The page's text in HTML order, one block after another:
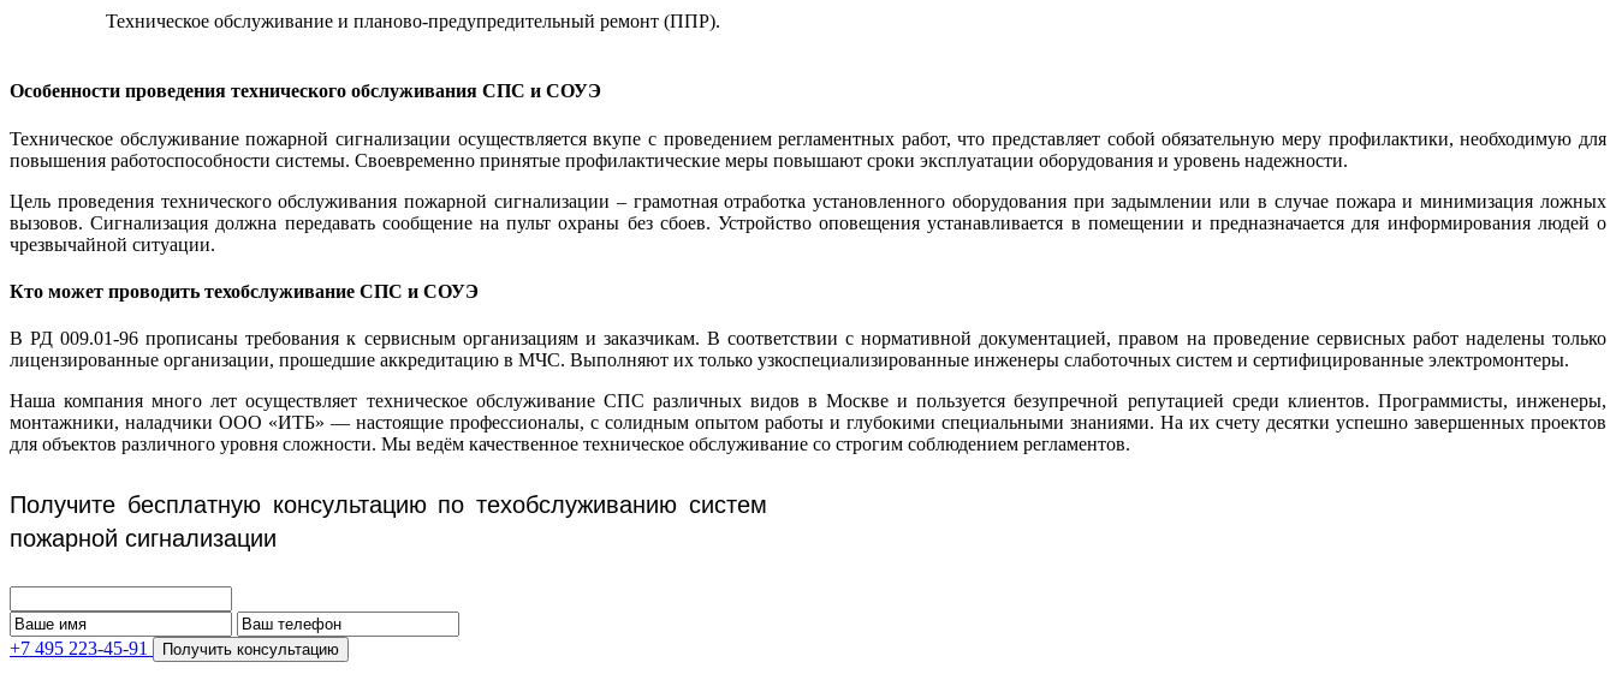
Техническое обслуживание и планово-предупредительный ремонт (ППР).
Особенности проведения технического обслуживания СПС и СОУЭ
Техническое обслуживание пожарной сигнализации осуществляется вкупе с проведением регламентных работ, что представляет собой обязательную меру профилактики, необходимую для
повышения работоспособности системы. Своевременно принятые профилактические меры повышают сроки эксплуатации оборудования и уровень надежности.
Цель проведения технического обслуживания пожарной сигнализации – грамотная отработка установленного оборудования при задымлении или в случае пожара и минимизация ложных
вызовов. Сигнализация должна передавать сообщение на пульт охраны без сбоев. Устройство оповещения устанавливается в помещении и предназначается для информирования людей о
чрезвычайной ситуации.
Кто может проводить техобслуживание СПС и СОУЭ
В РД 009.01-96 прописаны требования к сервисным организациям и заказчикам. В соответствии с нормативной документацией, правом на проведение сервисных работ наделены только
лицензированные организации, прошедшие аккредитацию в МЧС. Выполняют их только узкоспециализированные инженеры слаботочных систем и сертифицированные электромонтеры.
Наша компания много лет осуществляет техническое обслуживание СПС различных видов в Москве и пользуется безупречной репутацией среди клиентов. Программисты, инженеры,
монтажники, наладчики ООО «ИТБ» — настоящие профессионалы, с солидным опытом работы и глубокими специальными знаниями. На их счету десятки успешно завершенных проектов
для объектов различного уровня сложности. Мы ведём качественное техническое обслуживание со строгим соблюдением регламентов.
Получите бесплатную консультацию по техобслуживанию систем
пожарной сигнализации
+7 495 223-45-91 Получить консультацию